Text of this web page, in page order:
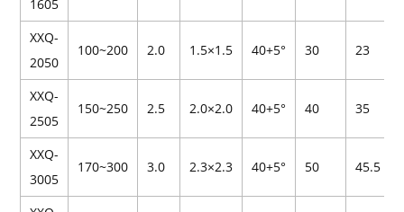
1605
XXQ-
2050
100~200 2.0 1.5×1.5 40+5° 30 23
XXQ-
2505
150~250 2.5 2.0×2.0 40+5° 40 35
XXQ-
3005
170~300 3.0 2.3×2.3 40+5° 50 45.5